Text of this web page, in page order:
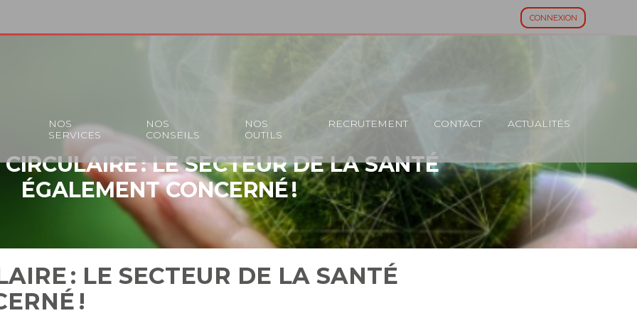
CONNEXION
NOS
SERVICES
NOS
CONSEILS
NOS
OUTILS
RECRUTEMENT CONTACT ACTUALITÉS
: LE SECTEUR DE LA SANTÉ
ÉGALEMENT CONCERNÉ !
: LE SECTEUR DE LA SANTÉ
!